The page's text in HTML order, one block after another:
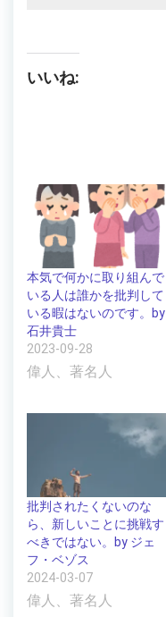
いいね:
本気で何かに取り組んで
いる人は誰かを批判して
いる暇はないのです。by
石井貴士
2023-09-28
偉人、著名人
批判されたくないのな
ら、新しいことに挑戦す
べきではない。by ジェ
フ・ベゾス
2024-03-07
偉人、著名人